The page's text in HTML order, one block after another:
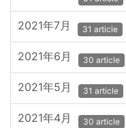
2021年7月 31 article
2021年6月 30 article
2021年5月 31 article
2021年4月 30 article